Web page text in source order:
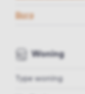
Borg
Woning
Type woning